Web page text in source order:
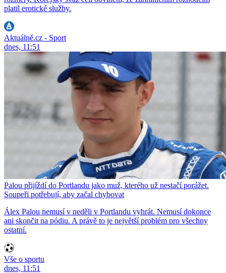
platil erotické služby.
Aktuálně.cz - Sport
dnes, 11:51
Palou přijíždí do Portlandu jako muž, kterého už nestačí porážet.
Soupeři potřebují, aby začal chybovat
Álex Palou nemusí v neděli v Portlandu vyhrát. Nemusí dokonce
ani skončit na pódiu. A právě to je největší problém pro všechny
ostatní.
Vše o sportu
dnes, 11:51